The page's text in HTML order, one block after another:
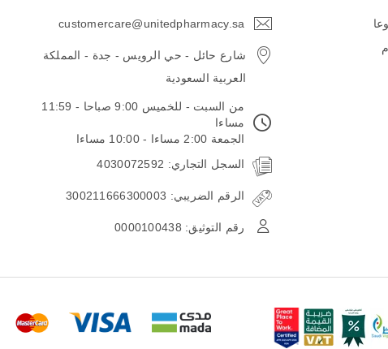
customercare@unitedpharmacy.sa
شارع حائل - حي الرويس - جدة - المملكة
العربية السعودية
من السبت - للخميس 9:00 صباحا - 11:59
مساءا
الجمعة 2:00 مساءا - 10:00 مساءا
السجل التجاري: 4030072592
الرقم الضريبي: 300211666300003
رقم التوثيق: 0000100438